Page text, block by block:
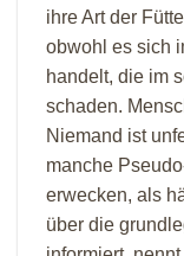
ihre Art der
obwohl es sich
handelt, die im
schaden.
Niemand ist
manche
erwecken, als
über die